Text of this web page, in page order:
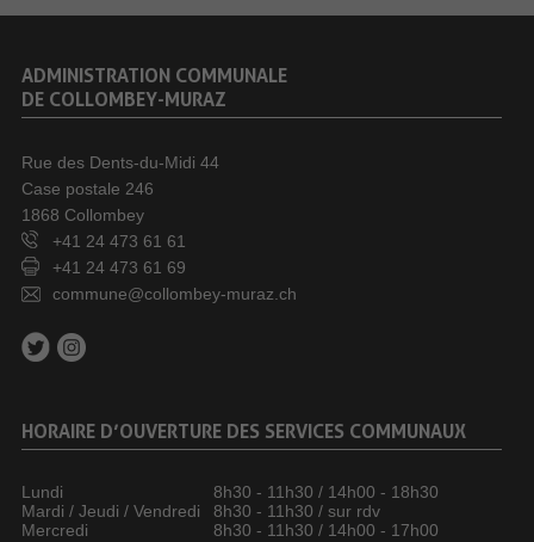
ADMINISTRATION COMMUNALE
DE COLLOMBEY-MURAZ
Rue des Dents-du-Midi 44
Case postale 246
1868 Collombey
+41 24 473 61 61
+41 24 473 61 69
commune@collombey-muraz.ch
HORAIRE D’OUVERTURE DES SERVICES COMMUNAUX
Lundi
8h30 - 11h30 / 14h00 - 18h30
Mardi / Jeudi / Vendredi
8h30 - 11h30 / sur rdv
Mercredi
8h30 - 11h30 / 14h00 - 17h00